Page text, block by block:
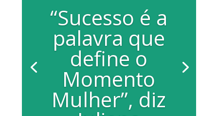
“Sucesso é a
palavra que
define o
Momento
Mulher”, diz